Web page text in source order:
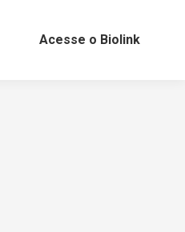
Acesse o Biolink